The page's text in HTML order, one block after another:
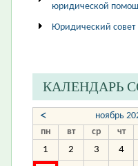
юридической
Юридический совет
КАЛЕНДАРЬ
< ноябрь
пн вт ср чт
1
2 3 4